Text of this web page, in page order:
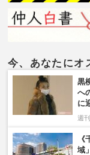
今、あなたにオ
黒
へ
に
週
域